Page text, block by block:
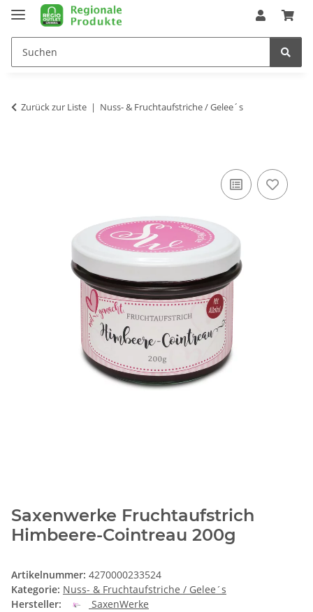
Zurück zur Liste Nuss- & Fruchtaufstriche / Gelee´s
Saxenwerke Fruchtaufstrich
Himbeere-Cointreau 200g
Artikelnummer: 4270000233524
Kategorie: Nuss- & Fruchtaufstriche / Gelee´s
Hersteller:
SaxenWerke